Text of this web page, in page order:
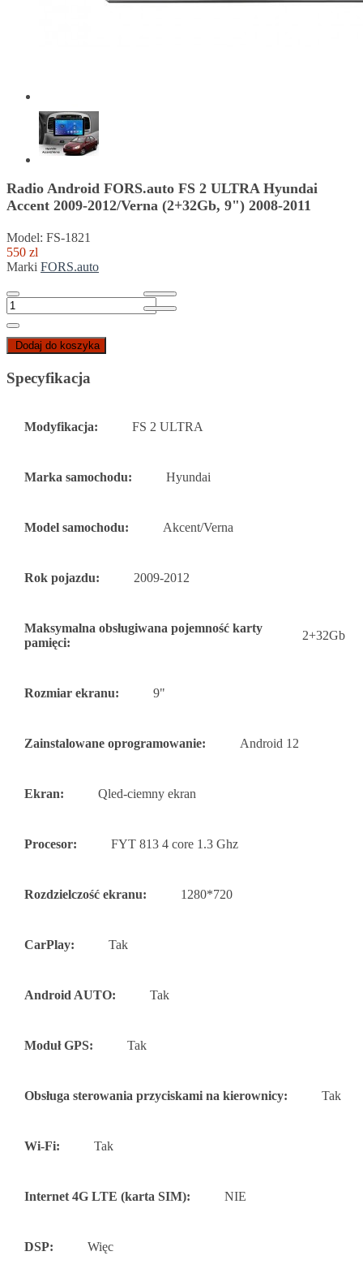
Radio Android FORS.auto FS 2 ULTRA Hyundai
Accent 2009-2012/Verna (2+32Gb, 9") 2008-2011
Model: FS-1821
550 zl
Marki FORS.auto
Dodaj do koszyka
Specyfikacja
Modyfikacja: FS 2 ULTRA
Marka samochodu: Hyundai
Model samochodu: Akcent/Verna
Rok pojazdu: 2009-2012
Maksymalna obsługiwana pojemność karty
pamięci:
2+32Gb
Rozmiar ekranu: 9"
Zainstalowane oprogramowanie: Android 12
Ekran: Qled-ciemny ekran
Procesor: FYT 813 4 core 1.3 Ghz
Rozdzielczość ekranu: 1280*720
CarPlay: Tak
Android AUTO: Tak
Moduł GPS: Tak
Obsługa sterowania przyciskami na kierownicy: Tak
Wi-Fi: Tak
Internet 4G LTE (karta SIM): NIE
DSP: Więc